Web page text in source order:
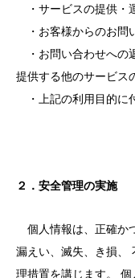
・サービスの提供・
・お客様からのお問
・お問い合わせへの
提供する他のサービス
・上記の利用目的に
２．安全管理の実施
個人情報は、正確か
漏えい、滅失、き損、
理措置を講じます。